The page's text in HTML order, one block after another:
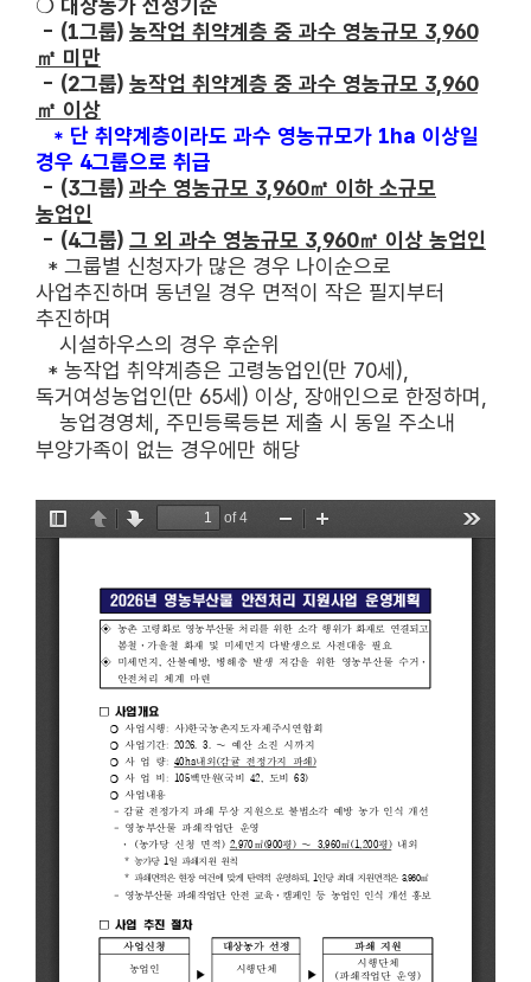
❍ 대상농가 선정기준
- (1그룹) 농작업 취약계층 중 과수 영농규모 3,960
㎡ 미만
- (2그룹) 농작업 취약계층 중 과수 영농규모 3,960
㎡ 이상
* 단 취약계층이라도 과수 영농규모가 1ha 이상일
경우 4그룹으로 취급
- (3그룹) 과수 영농규모 3,960㎡ 이하 소규모
농업인
- (4그룹) 그 외 과수 영농규모 3,960㎡ 이상 농업인
* 그룹별 신청자가 많은 경우 나이순으로
사업추진하며 동년일 경우 면적이 작은 필지부터
추진하며
시설하우스의 경우 후순위
* 농작업 취약계층은 고령농업인(만 70세),
독거여성농업인(만 65세) 이상, 장애인으로 한정하며,
농업경영체, 주민등록등본 제출 시 동일 주소내
부양가족이 없는 경우에만 해당